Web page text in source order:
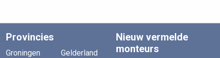
Provincies
Groningen
Gelderland
Nieuw vermelde
monteurs